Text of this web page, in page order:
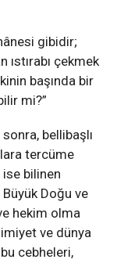
gibidir;
çekmek
başında bir
mi?”
bellibaşlı
tercüme
bilinen
Doğu ve
hekim olma
ve dünya
cebheleri,